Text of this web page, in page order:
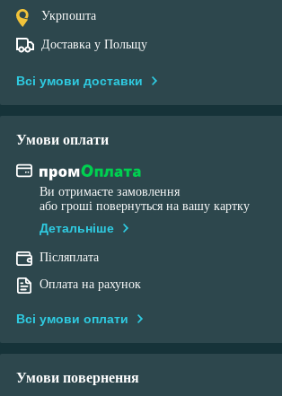
Укрпошта
Доставка у Польщу
Всі умови доставки
Умови оплати
Ви отримаєте замовлення
або гроші повернуться на вашу картку
Детальніше
Післяплата
Оплата на рахунок
Всі умови оплати
Умови повернення